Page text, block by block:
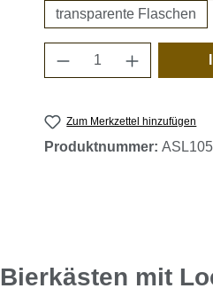
transparente Flaschen
Produkt Anzahl:
Zum Merkzettel hinzufügen
Produktnummer:
mit